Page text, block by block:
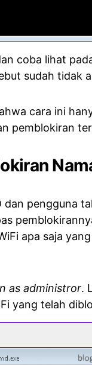
coba lihat
sudah tidak
cara ini
pemblokiran
dan pengguna
apa saja
as administror.
yang telah